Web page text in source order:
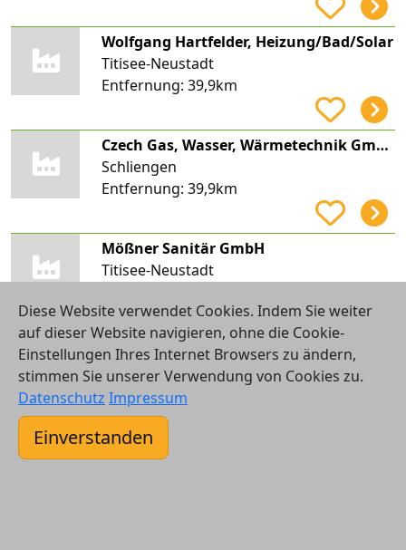
Wolfgang Hartfelder, Heizung/Bad/Solar
Titisee-Neustadt
Entfernung: 39,9km
Czech Gas, Wasser, Wärmetechnik GmbH & Co. KG
Schliengen
Entfernung: 39,9km
Mößner Sanitär GmbH
Titisee-Neustadt
RiCo Electronic Design GbR
Titisee-Neustadt
Entfernung:
ageff GmbH
Diese Website verwendet Cookies. Indem Sie weiter
auf dieser Website navigieren, ohne die Cookie-
Einstellungen Ihres Internet Browsers zu ändern,
stimmen Sie unserer Verwendung von Cookies zu.
Datenschutz Impressum
Einverstanden